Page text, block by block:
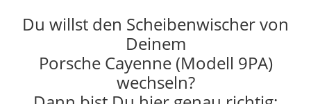
Du willst den Scheibenwischer von
Deinem
Porsche Cayenne (Modell 9PA)
wechseln?